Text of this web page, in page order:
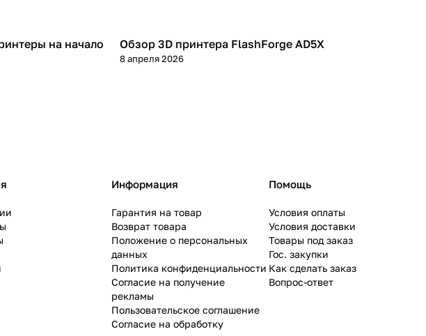
на начало
3D принтеры
Обзор 3D принтера FlashForge AD5X
8 апреля 2026
Информация
Гарантия на товар
Возврат товара
Положение о персональных
данных
Политика конфиденциальности
Согласие на получение
рекламы
Пользовательское соглашение
Согласие на обработку
Помощь
Условия оплаты
Условия доставки
Товары под заказ
Гос. закупки
Как сделать заказ
Вопрос-ответ